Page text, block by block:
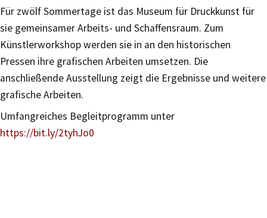
Für zwölf Sommertage ist das Museum für Druckkunst für
sie gemeinsamer Arbeits- und Schaffensraum. Zum
Künstlerworkshop werden sie in an den historischen
Pressen ihre grafischen Arbeiten umsetzen. Die
anschließende Ausstellung zeigt die Ergebnisse und weitere
grafische Arbeiten.
Umfangreiches Begleitprogramm unter
https://bit.ly/2tyhJo0